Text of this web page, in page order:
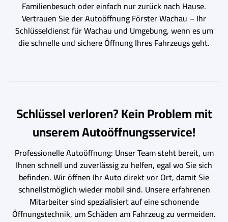
Familienbesuch oder einfach nur zurück nach Hause.
Vertrauen Sie der Autoöffnung Förster Wachau – Ihr
Schlüsseldienst für Wachau und Umgebung, wenn es um
die schnelle und sichere Öffnung Ihres Fahrzeugs geht.
Schlüssel verloren? Kein Problem mit
unserem Autoöffnungsservice!
Professionelle Autoöffnung: Unser Team steht bereit, um
Ihnen schnell und zuverlässig zu helfen, egal wo Sie sich
befinden. Wir öffnen Ihr Auto direkt vor Ort, damit Sie
schnellstmöglich wieder mobil sind. Unsere erfahrenen
Mitarbeiter sind spezialisiert auf eine schonende
Öffnungstechnik, um Schäden am Fahrzeug zu vermeiden.